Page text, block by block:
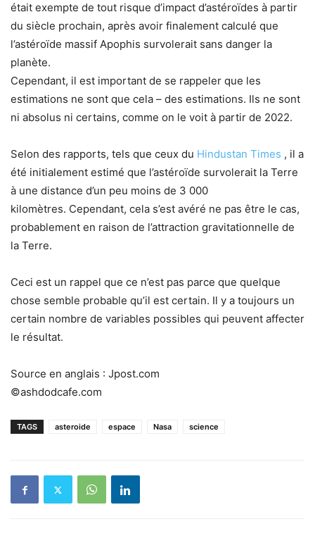
était exempte de tout risque d’impact d’astéroïdes à partir
du siècle prochain, après avoir finalement calculé que
l’astéroïde massif Apophis survolerait sans danger la
planète.
Cependant, il est important de se rappeler que les
estimations ne sont que cela – des estimations. Ils ne sont
ni absolus ni certains, comme on le voit à partir de 2022.
Selon des rapports, tels que ceux du Hindustan Times , il a
été initialement estimé que l’astéroïde survolerait la Terre
à une distance d’un peu moins de 3 000
kilomètres. Cependant, cela s’est avéré ne pas être le cas,
probablement en raison de l’attraction gravitationnelle de
la Terre.
Ceci est un rappel que ce n’est pas parce que quelque
chose semble probable qu’il est certain. Il y a toujours un
certain nombre de variables possibles qui peuvent affecter
le résultat.
Source en anglais : Jpost.com
©ashdodcafe.com
TAGS asteroide espace Nasa science